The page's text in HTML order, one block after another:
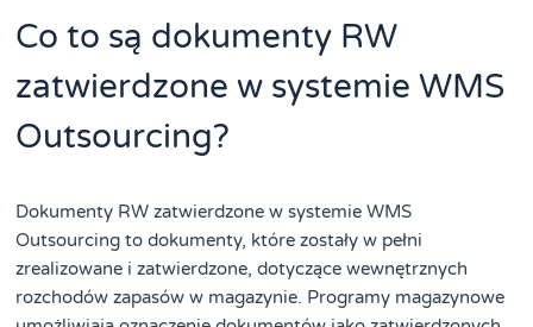
Co to są dokumenty RW
zatwierdzone w systemie WMS
Outsourcing?
Dokumenty RW zatwierdzone w systemie WMS
Outsourcing to dokumenty, które zostały w pełni
zrealizowane i zatwierdzone, dotyczące wewnętrznych
rozchodów zapasów w magazynie. Programy magazynowe